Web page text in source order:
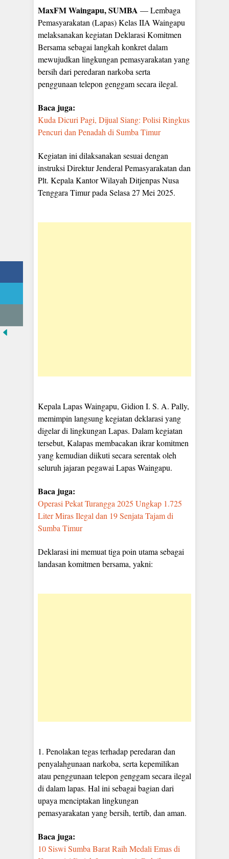
MaxFM Waingapu, SUMBA — Lembaga
Pemasyarakatan (Lapas) Kelas IIA Waingapu
melaksanakan kegiatan Deklarasi Komitmen
Bersama sebagai langkah konkret dalam
mewujudkan lingkungan pemasyarakatan yang
bersih dari peredaran narkoba serta
penggunaan telepon genggam secara ilegal.
Baca juga:
Kuda Dicuri Pagi, Dijual Siang: Polisi Ringkus
Pencuri dan Penadah di Sumba Timur
Kegiatan ini dilaksanakan sesuai dengan
instruksi Direktur Jenderal Pemasyarakatan dan
Plt. Kepala Kantor Wilayah Ditjenpas Nusa
Tenggara Timur pada Selasa 27 Mei 2025.
Kepala Lapas Waingapu, Gidion I. S. A. Pally,
memimpin langsung kegiatan deklarasi yang
digelar di lingkungan Lapas. Dalam kegiatan
tersebut, Kalapas membacakan ikrar komitmen
yang kemudian diikuti secara serentak oleh
seluruh jajaran pegawai Lapas Waingapu.
Baca juga:
Operasi Pekat Turangga 2025 Ungkap 1.725
Liter Miras Ilegal dan 19 Senjata Tajam di
Sumba Timur
Deklarasi ini memuat tiga poin utama sebagai
landasan komitmen bersama, yakni:
1. Penolakan tegas terhadap peredaran dan
penyalahgunaan narkoba, serta kepemilikan
atau penggunaan telepon genggam secara ilegal
di dalam lapas. Hal ini sebagai bagian dari
upaya menciptakan lingkungan
pemasyarakatan yang bersih, tertib, dan aman.
Baca juga:
10 Siswi Sumba Barat Raih Medali Emas di